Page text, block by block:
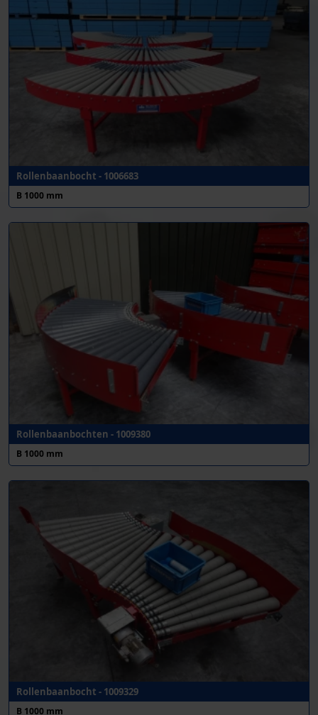
Rollenbaanbocht - 1006683
B 1000 mm
Rollenbaanbochten - 1009380
B 1000 mm
Rollenbaanbocht - 1009329
B 1000 mm